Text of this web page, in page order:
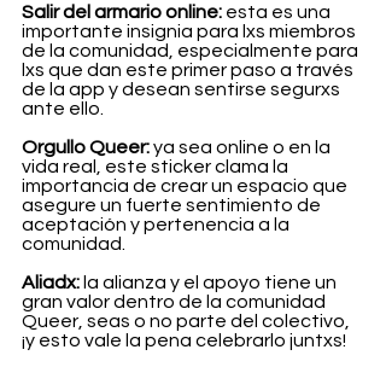
Salir del armario online: esta es una
importante insignia para lxs miembros
de la comunidad, especialmente para
lxs que dan este primer paso a través
de la app y desean sentirse segurxs
ante ello.
Orgullo Queer: ya sea online o en la
vida real, este sticker clama la
importancia de crear un espacio que
asegure un fuerte sentimiento de
aceptación y pertenencia a la
comunidad.
Aliadx: la alianza y el apoyo tiene un
gran valor dentro de la comunidad
Queer, seas o no parte del colectivo,
¡y esto vale la pena celebrarlo juntxs!